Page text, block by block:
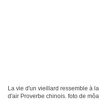
La vie d'un vieillard ressemble à
d'air Proverbe chinois. foto de môa